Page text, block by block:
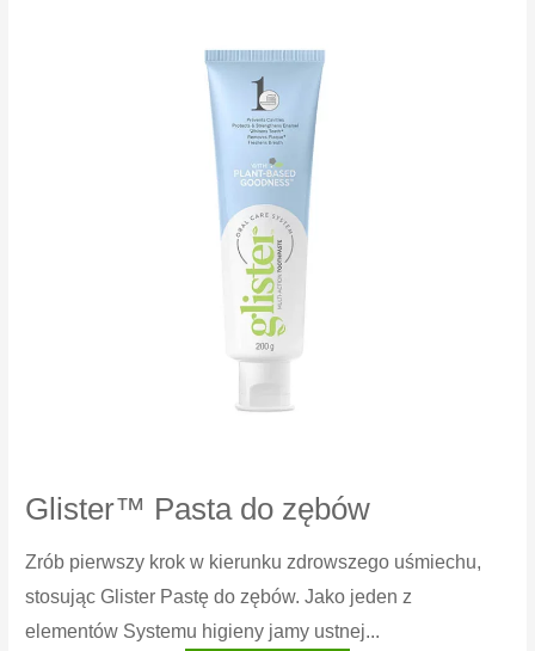
Glister™ Pasta do zębów
Zrób pierwszy krok w kierunku zdrowszego uśmiechu,
stosując Glister Pastę do zębów. Jako jeden z
elementów Systemu higieny jamy ustnej...